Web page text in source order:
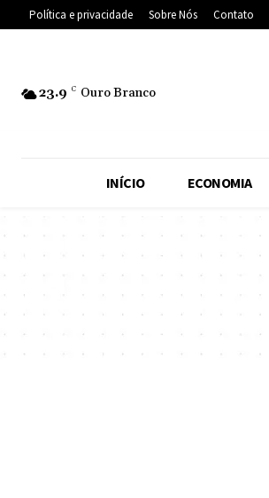
Política e privacidade Sobre Nós Contato
23.9 C Ouro Branco
INÍCIO ECONOMIA